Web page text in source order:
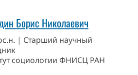
Борис Николаевич
| Старший научный
социологии ФНИСЦ РАН